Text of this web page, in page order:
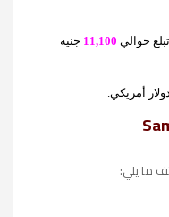
11,100 جنية
دولار أمريكي.
ما يلي: